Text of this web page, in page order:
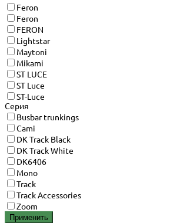
Feron
Feron
FERON
Lightstar
Maytoni
Mikami
ST LUCE
ST Luce
ST-Luce
Серия
Busbar trunkings
Cami
DK Track Black
DK Track White
DK6406
Mono
Track
Track Accessories
Zoom